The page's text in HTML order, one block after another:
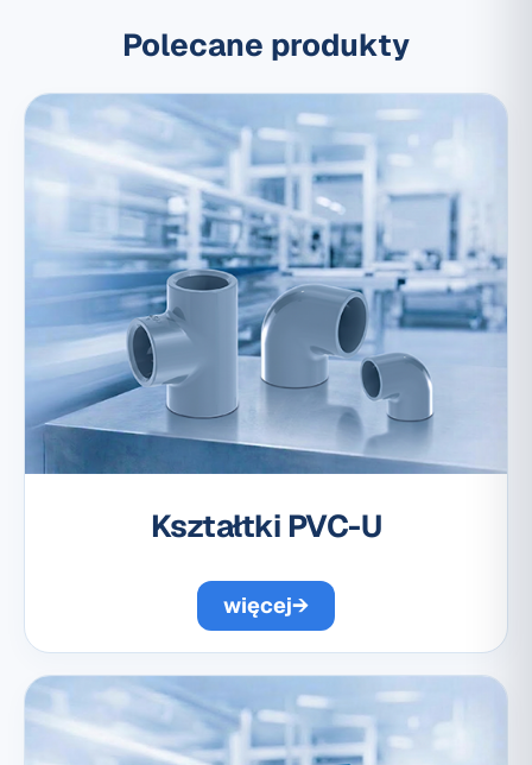
Polecane produkty
Kształtki PVC-U
więcej→